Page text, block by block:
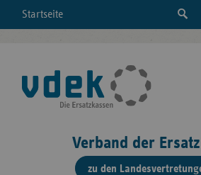
Startseite
Verband der
zu den